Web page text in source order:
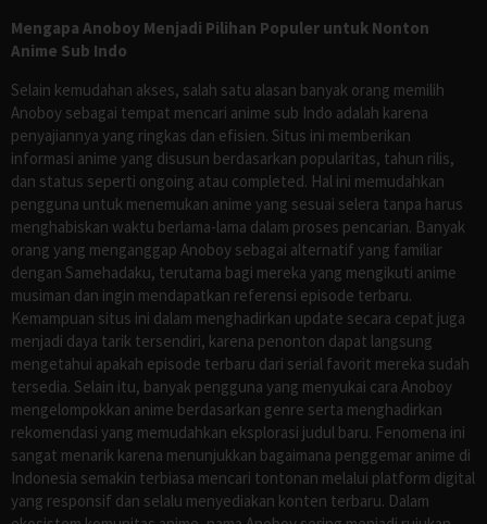
Mengapa Anoboy Menjadi Pilihan Populer untuk Nonton
Anime Sub Indo
Selain kemudahan akses, salah satu alasan banyak orang memilih
Anoboy sebagai tempat mencari anime sub Indo adalah karena
penyajiannya yang ringkas dan efisien. Situs ini memberikan
informasi anime yang disusun berdasarkan popularitas, tahun rilis,
dan status seperti ongoing atau completed. Hal ini memudahkan
pengguna untuk menemukan anime yang sesuai selera tanpa harus
menghabiskan waktu berlama-lama dalam proses pencarian. Banyak
orang yang menganggap Anoboy sebagai alternatif yang familiar
dengan Samehadaku, terutama bagi mereka yang mengikuti anime
musiman dan ingin mendapatkan referensi episode terbaru.
Kemampuan situs ini dalam menghadirkan update secara cepat juga
menjadi daya tarik tersendiri, karena penonton dapat langsung
mengetahui apakah episode terbaru dari serial favorit mereka sudah
tersedia. Selain itu, banyak pengguna yang menyukai cara Anoboy
mengelompokkan anime berdasarkan genre serta menghadirkan
rekomendasi yang memudahkan eksplorasi judul baru. Fenomena ini
sangat menarik karena menunjukkan bagaimana penggemar anime di
Indonesia semakin terbiasa mencari tontonan melalui platform digital
yang responsif dan selalu menyediakan konten terbaru. Dalam